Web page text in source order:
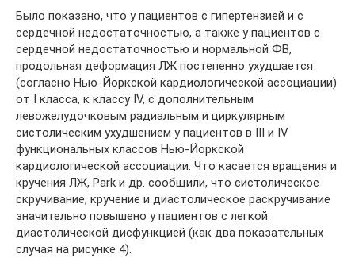
Было показано, что у пациентов с гипертензией и с
сердечной недостаточностью, а также у пациентов с
сердечной недостаточностью и нормальной ФВ,
продольная деформация ЛЖ постепенно ухудшается
(согласно Нью-Йоркской кардиологической ассоциации)
от I класса, к классу IV, с дополнительным
левожелудочковым радиальным и циркулярным
систолическим ухудшением у пациентов в III и IV
функциональных классов Нью-Йоркской
кардиологической ассоциации. Что касается вращения и
кручения ЛЖ, Park и др. сообщили, что систолическое
скручивание, кручение и диастолическое раскручивание
значительно повышено у пациентов с легкой
диастолической дисфункцией (как два показательных
случая на рисунке 4).